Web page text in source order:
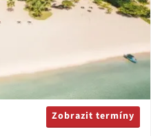
Zobrazit termíny